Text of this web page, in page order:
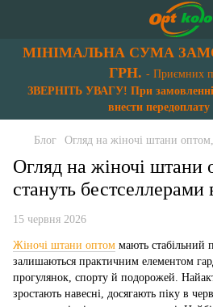
МІНІМАЛЬНА СУМА
ГРН. - Приємних
ЗВЕРНІТЬ УВАГУ! При замовленні
внести передоплату
Блог Огляд на жіночі штани
Огляд на жіночі штани
стануть
15 червня 2026
Жіночі штани оптом мають стабільний
залишаються практичним елементом
прогулянок, спорту й подорожей.
зростають навесні, досягають піку в